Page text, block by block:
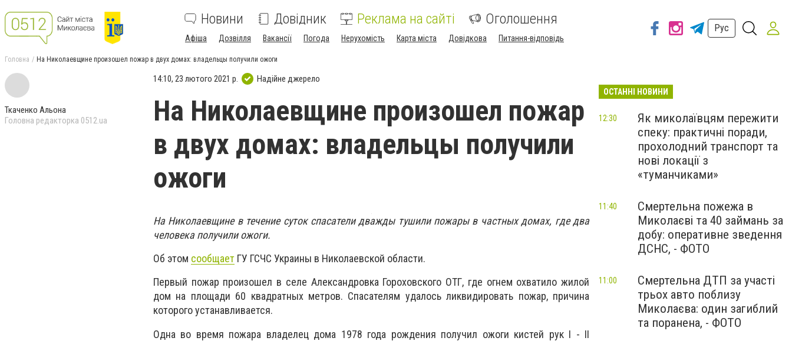
Новини Довідник Реклама на сайті Оголошення
Афіша Дозвілля Вакансії Погода Нерухомість Карта міста Довідкова Питання-відповідь
Рус
Головна На Николаевщине произошел пожар в двух домах: владельцы получили ожоги
Ткаченко Альона
Головна редакторка 0512.ua
14:10, 23 лютого 2021 р. Надійне джерело
На Николаевщине произошел пожар
в двух домах: владельцы получили
ожоги
На Николаевщине в течение суток спасатели дважды тушили пожары в частных домах, где два
человека получили ожоги.
Об этом сообщает ГУ ГСЧС Украины в Николаевской области.
Первый пожар произошел в селе Александровка Гороховского ОТГ, где огнем охватило жилой
дом на площади 60 квадратных метров. Спасателям удалось ликвидировать пожар, причина
которого устанавливается.
Одна во время пожара владелец дома 1978 года рождения получил ожоги кистей рук I - II
ОСТАННІ НОВИНИ
Як миколаївцям пережити
спеку: практичні поради,
прохолодний транспорт та
нові локації з
«туманчиками»
12:30
Смертельна пожежа в
Миколаєві та 40 займань за
добу: оперативне зведення
ДСНС, - ФОТО
11:40
Смертельна ДТП за участі
трьох авто поблизу
Миколаєва: один загиблий
та поранена, - ФОТО
11:00